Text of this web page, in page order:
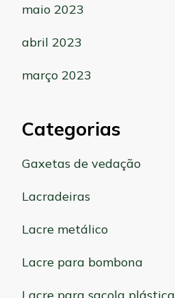
maio 2023
abril 2023
março 2023
Categorias
Gaxetas de vedação
Lacradeiras
Lacre metálico
Lacre para bombona
Lacre para sacola plástica